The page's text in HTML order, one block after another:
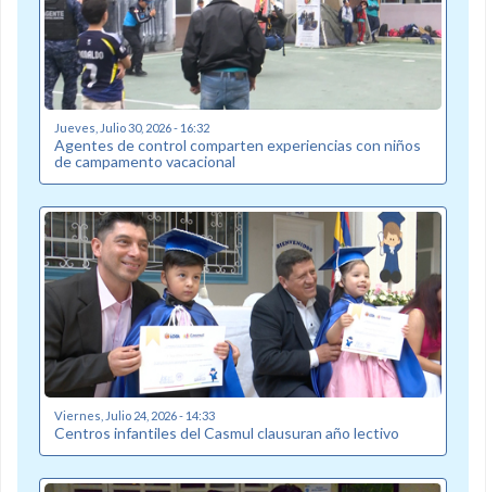
Jueves, Julio 30, 2026 - 16:32
Agentes de control comparten experiencias con niños
de campamento vacacional
Viernes, Julio 24, 2026 - 14:33
Centros infantiles del Casmul clausuran año lectivo